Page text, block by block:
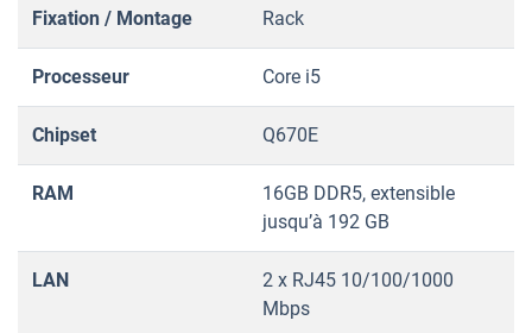
Fixation / Montage Rack
Processeur Core i5
Chipset Q670E
RAM
16GB DDR5, extensible
jusqu’à 192 GB
LAN
2 x RJ45 10/100/1000
Mbps